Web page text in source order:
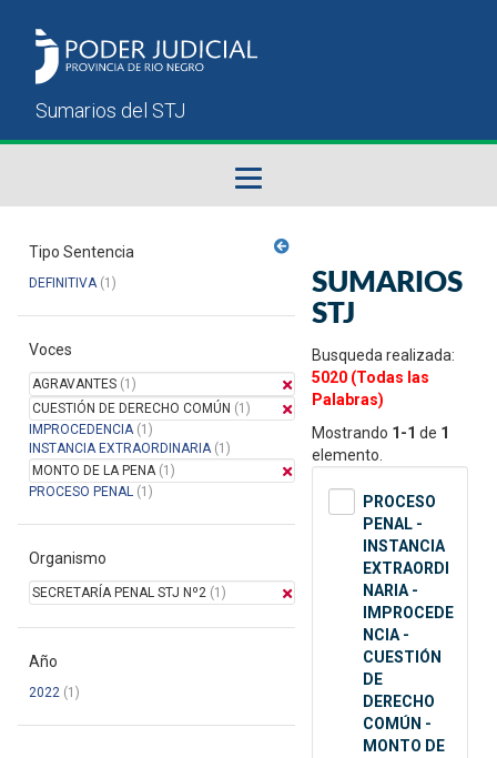
Sumarios del STJ
Manual del Usuario
Tipo Sentencia
DEFINITIVA(1)
Voces
AGRAVANTES (1)
CUESTIÓN DE DERECHO COMÚN (1)
IMPROCEDENCIA(1)
INSTANCIA EXTRAORDINARIA(1)
MONTO DE LA PENA(1)
PROCESO PENAL (1)
Organismo
SECRETARÍA PENAL STJ Nº2 (1)
Año
2022 (1)
SUMARIOS
STJ
Busqueda realizada:
5020 (Todas las
Palabras)
Mostrando 1-1 de 1
elemento.
PROCESO
PENAL -
INSTANCIA
EXTRAORDI
NARIA -
IMPROCEDE
NCIA -
CUESTIÓN
DE
DERECHO
COMÚN -
MONTO DE